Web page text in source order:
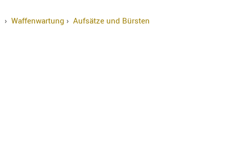
› Waffenwartung › Aufsätze und Bürsten